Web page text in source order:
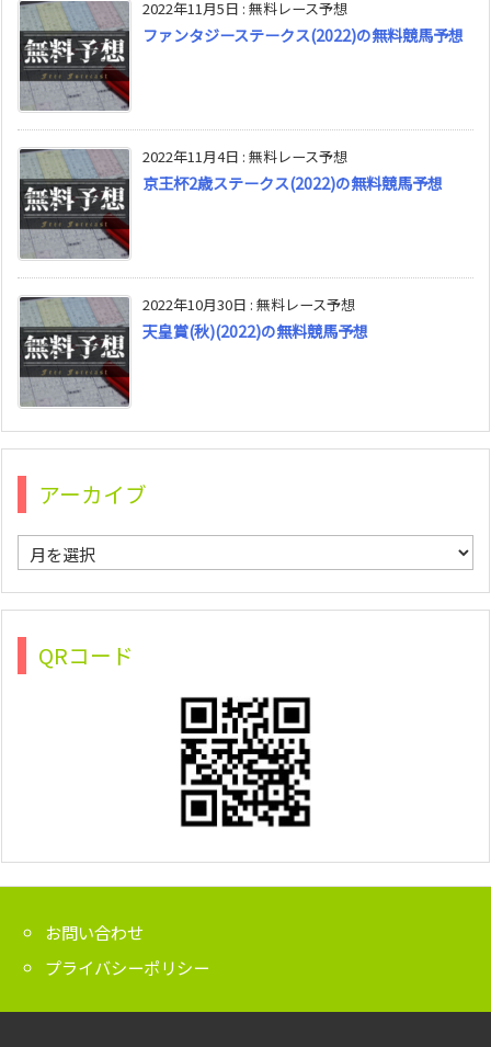
2022年11月5日 : 無料レース予想
ファンタジーステークス(2022)の無料競馬予想
2022年11月4日 : 無料レース予想
京王杯2歳ステークス(2022)の無料競馬予想
2022年10月30日 : 無料レース予想
天皇賞(秋)(2022)の無料競馬予想
アーカイブ
ア
ー
カ
ブ QRコード
お問い合わせ
プライバシーポリシー